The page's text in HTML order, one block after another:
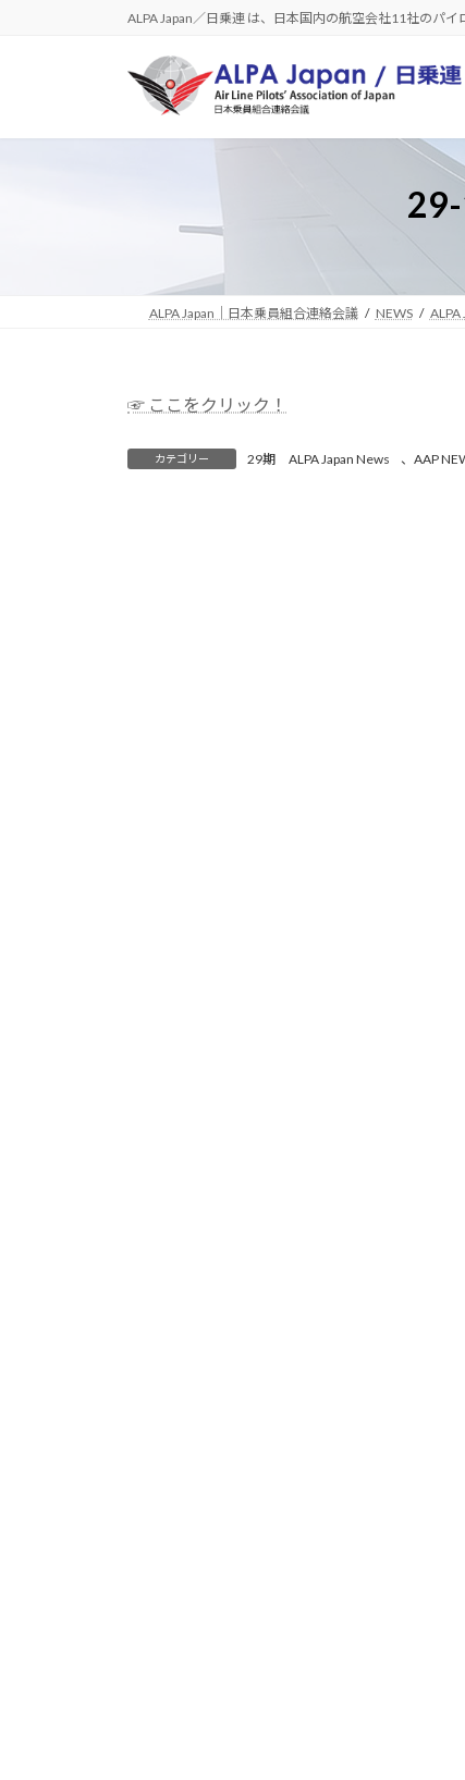
へ
ョ
ALPA Japan／日乗連 は、日本国内の航空会社11社のパイ
ALPA Japan｜日本乗員組合連絡会議 NEWS ALPA
☞ ここをクリック！
カテゴリー 29期 ALPA Japan News 、 AAP